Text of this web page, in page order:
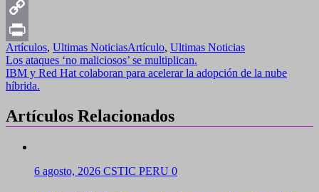
Messenger
Copy
Link
Print
Artículos, Ultimas NoticiasArtículo, Ultimas Noticias
Navegación
de
Los ataques ‘no maliciosos’ se multiplican.
IBM y Red Hat colaboran para acelerar la adopción de la nube
híbrida.
Artículos Relacionados
6 agosto, 2026 CSTIC PERU 0